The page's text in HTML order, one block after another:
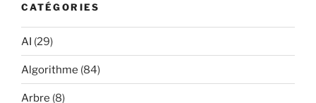
CATÉGORIES
AI (29)
Algorithme (84)
Arbre (8)